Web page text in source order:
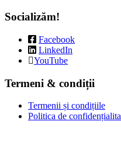
Socializăm!
Facebook
LinkedIn
YouTube
Termeni & condiții
Termenii și condițiile
Politica de